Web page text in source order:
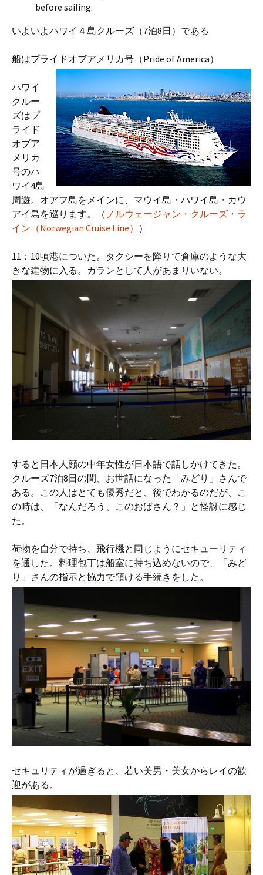
before sailing.
いよいよハワイ４島クルーズ（7泊8日）である
船はプライドオブアメリカ号（Pride of America）
ハワイ
クルー
ズはプ
ライド
オブア
メリカ
号のハ
ワイ4島
周遊。オアフ島をメインに、マウイ島・ハワイ島・カウ
アイ島を巡ります。（ ノルウェージャン・クルーズ・ラ
イン（Norwegian Cruise Line） ）
11：10頃港についた。タクシーを降りて倉庫のような大
きな建物に入る。ガランとして人があまりいない。
すると日本人顔の中年女性が日本語で話しかけてきた。
クルーズ7泊8日の間、お世話になった「みどり」さんで
ある。この人はとても優秀だと、後でわかるのだが、こ
の時は、「なんだろう、このおばさん？」と怪訝に感じ
た。
荷物を自分で持ち、飛行機と同じようにセキューリティ
を通した。料理包丁は船室に持ち込めないので、「みど
り」さんの指示と協力で預ける手続きをした。
セキュリティが過ぎると、若い美男・美女からレイの歓
迎がある。